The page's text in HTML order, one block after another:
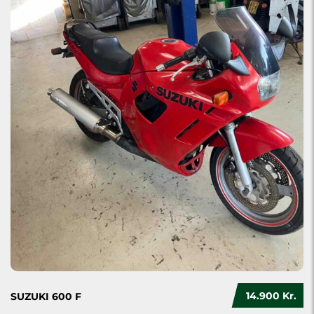
14.900 Kr.
SUZUKI 600 F